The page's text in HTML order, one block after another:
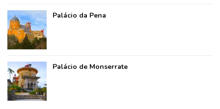
Palácio da Pena
Palácio de Monserrate